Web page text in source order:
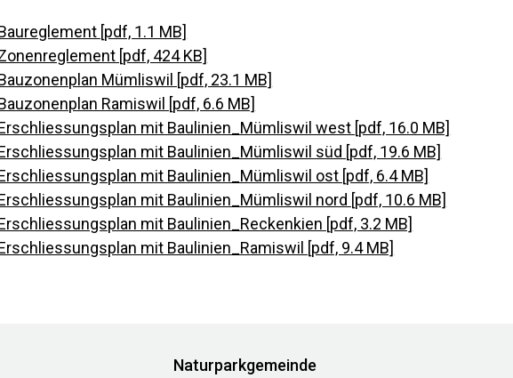
[pdf, 1.1 MB]
[pdf, 424 KB]
Mümliswil [pdf, 23.1 MB]
Ramiswil [pdf, 6.6 MB]
mit Baulinien_Mümliswil west [pdf, 16.0 MB]
mit Baulinien_Mümliswil süd [pdf, 19.6 MB]
mit Baulinien_Mümliswil ost [pdf, 6.4 MB]
mit Baulinien_Mümliswil nord [pdf, 10.6 MB]
mit Baulinien_Reckenkien [pdf, 3.2 MB]
mit Baulinien_Ramiswil [pdf, 9.4 MB]
Naturparkgemeinde